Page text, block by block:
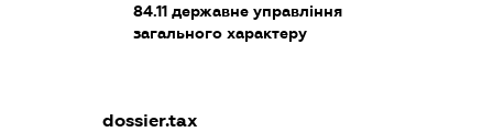
84.11державне управління
загального характеру
dossier.tax